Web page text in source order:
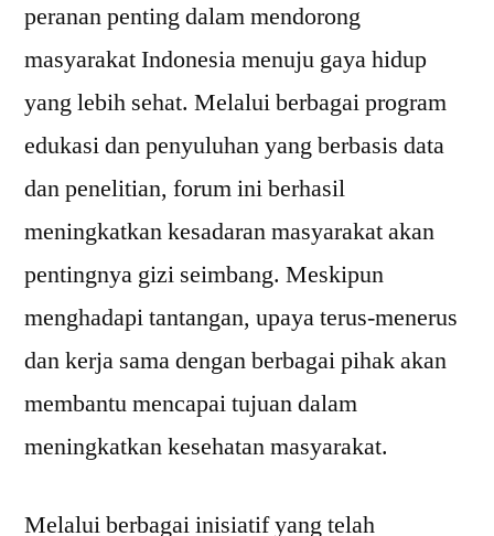
peranan penting dalam mendorong
masyarakat Indonesia menuju gaya hidup
yang lebih sehat. Melalui berbagai program
edukasi dan penyuluhan yang berbasis data
dan penelitian, forum ini berhasil
meningkatkan kesadaran masyarakat akan
pentingnya gizi seimbang. Meskipun
menghadapi tantangan, upaya terus-menerus
dan kerja sama dengan berbagai pihak akan
membantu mencapai tujuan dalam
meningkatkan kesehatan masyarakat.
Melalui berbagai inisiatif yang telah